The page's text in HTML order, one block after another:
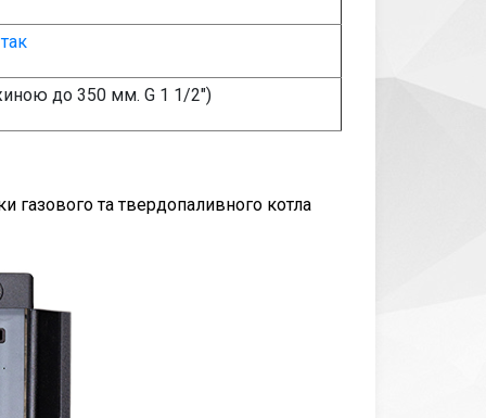
так
до 350 мм. G 1 1/2")
газового та твердопаливного котла